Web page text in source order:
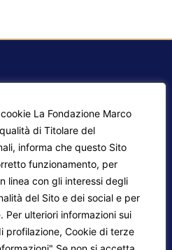
La Fondazione Marco
di Titolare del
informa che questo Sito
funzionamento, per
linea con gli interessi degli
del Sito e dei social e per
ulteriori informazioni sui
profilazione, Cookie di terze
corsi
Policy